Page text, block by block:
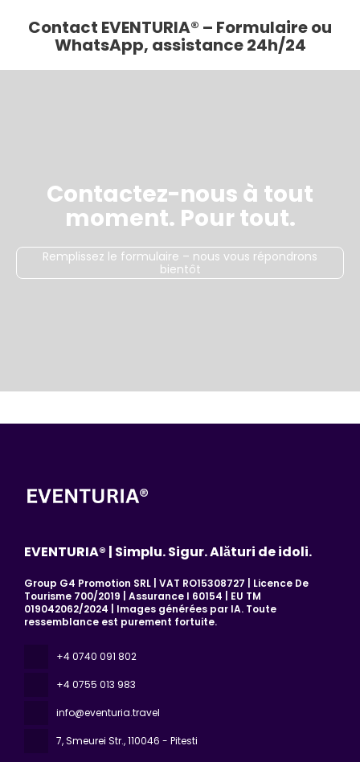
Contact EVENTURIA® – Formulaire ou
WhatsApp, assistance 24h/24
Contactez-nous à tout
moment. Pour tout.
Remplissez le formulaire – nous vous répondrons
bientôt
EVENTURIA® | Simplu. Sigur. Alături de idoli.
Group G4 Promotion SRL | VAT RO15308727 | Licence De
Tourisme 700/2019 | Assurance I 60154 | EU TM
019042062/2024 | Images générées par IA. Toute
ressemblance est purement fortuite.
+4 0740 091 802
+4 0755 013 983
info@eventuria.travel
7, Smeurei Str., 110046 - Pitesti